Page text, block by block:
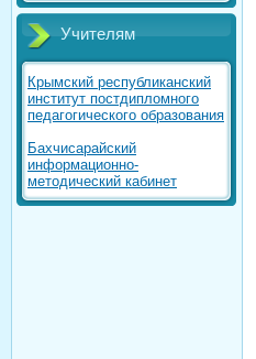
Учителям
Крымский республиканский
институт постдипломного
педагогического образования
Бахчисарайский
информационно-
методический кабинет